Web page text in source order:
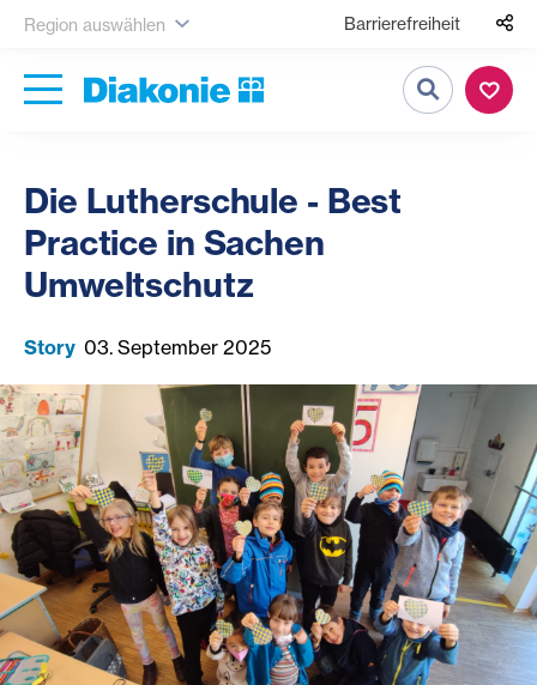
Region auswählen Barrierefreiheit
Suche
Die Lutherschule - Best
Practice in Sachen
Umweltschutz
Story 03. September 2025